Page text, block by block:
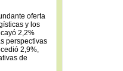
oferta
y los
2,2%
perspectivas
2,9%,
de